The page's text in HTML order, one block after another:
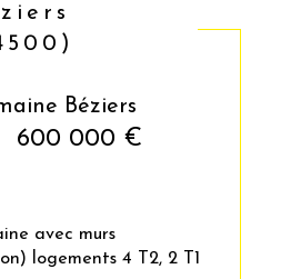
Béziers
600 000 €
avec murs
logements 4 T2, 2 T1